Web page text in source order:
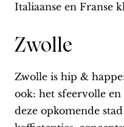
Italiaanse en Franse
Zwolle
Zwolle is hip &
ook: het sfeervolle
deze opkomende